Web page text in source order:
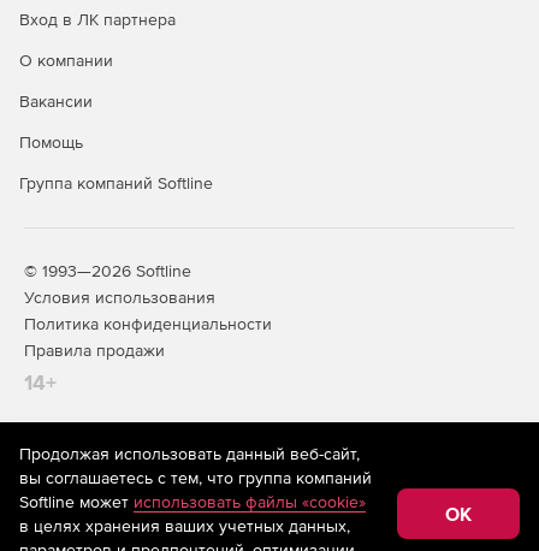
Вход в ЛК партнера
О компании
Вакансии
Помощь
Группа компаний Softline
© 1993—2026 Softline
Условия использования
Политика конфиденциальности
Правила продажи
14+
На информационном ресурсе store.softline.ru применяются
рекомендательные технологии(информационные технологии
предоставления информации на основе сбора,
систематизации и анализа сведений, относящихся к
предпочтениям пользователей сети «Интернет»,
Продолжая использовать данный веб-сайт,
вы соглашаетесь с тем, что группа компаний
Softline может использовать файлы «cookie»
в целях хранения ваших учетных данных,
OK